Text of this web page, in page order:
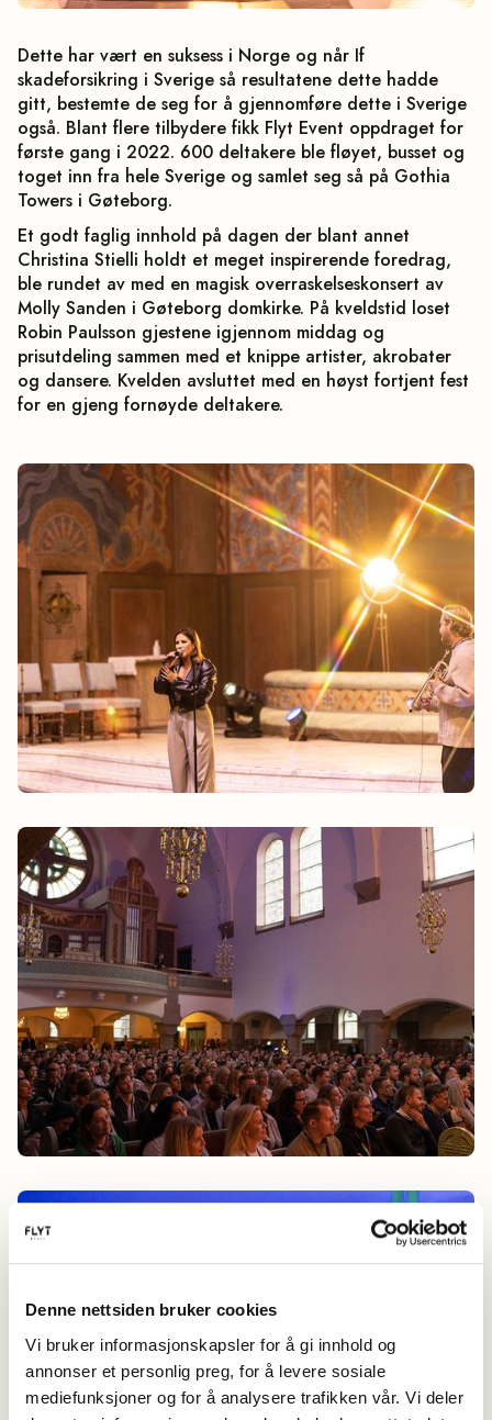
Denne nettsiden bruker cookies
Vi bruker informasjonskapsler for å gi innhold og
annonser et personlig preg, for å levere sosiale
mediefunksjoner og for å analysere trafikken vår. Vi deler
Dette har vært en suksess i Norge og når If
skadeforsikring i Sverige så resultatene dette hadde
gitt, bestemte de seg for å gjennomføre dette i Sverige
også. Blant flere tilbydere fikk Flyt Event oppdraget for
første gang i 2022. 600 deltakere ble fløyet, busset og
toget inn fra hele Sverige og samlet seg så på Gothia
Towers i Gøteborg.
Et godt faglig innhold på dagen der blant annet
Christina Stielli holdt et meget inspirerende foredrag,
ble rundet av med en magisk overraskelseskonsert av
Molly Sanden i Gøteborg domkirke. På kveldstid loset
Robin Paulsson gjestene igjennom middag og
prisutdeling sammen med et knippe artister, akrobater
og dansere. Kvelden avsluttet med en høyst fortjent fest
for en gjeng fornøyde deltakere.